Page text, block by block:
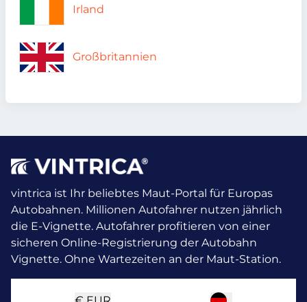
Irland
Großbritannien
vintrica ist Ihr beliebtes Maut-Portal für Europas
Autobahnen. Millionen Autofahrer nutzen jährlich
die E-Vignette. Autofahrer profitieren von einer
sicheren Online-Registrierung der Autobahn
Vignette. Ohne Wartezeiten an der Maut-Station.